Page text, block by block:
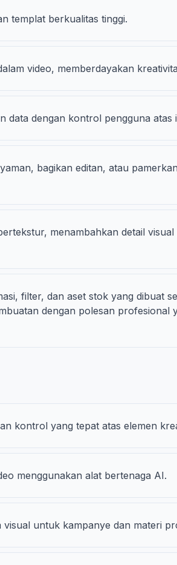
templat berkualitas tinggi.
video, memberdayakan
data dengan kontrol pengguna atas
bagikan editan, atau
menambahkan detail
filter, dan aset stok yang dibuat
dengan polesan profesional
kontrol yang tepat atas elemen
menggunakan alat bertenaga AI.
untuk kampanye dan materi